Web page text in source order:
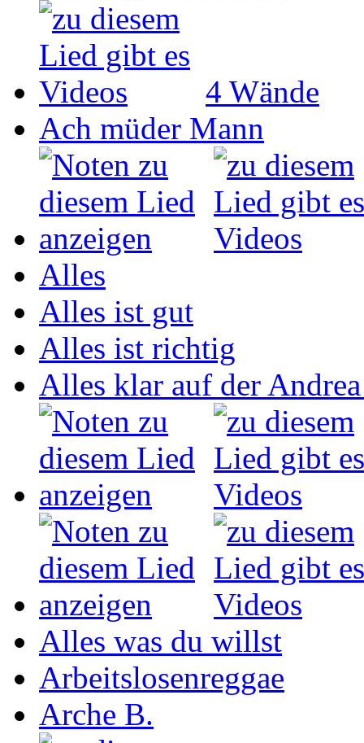
4 Wände
Ach müder Mann
Alles
Alles ist gut
Alles ist richtig
Alles klar auf der
Alles was du willst
Arbeitslosenreggae
Arche B.